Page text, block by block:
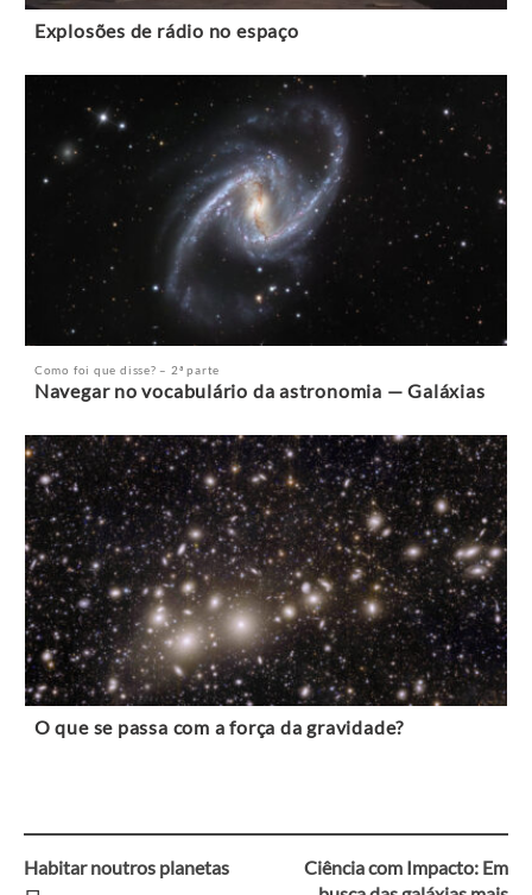
Explosões de rádio no espaço
Como foi que disse? – 2ª parte
Navegar no vocabulário da astronomia — Galáxias
O que se passa com a força da gravidade?
Habitar noutros planetas
Ciência com Impacto: Em